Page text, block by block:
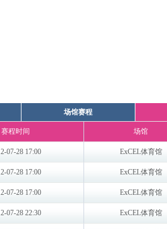
杯:中国获第三直通伦敦奥运
关注中国金花 关注CNTV网球
上海赛 2011游泳世锦赛
新疆国际沙漠休闲运动会